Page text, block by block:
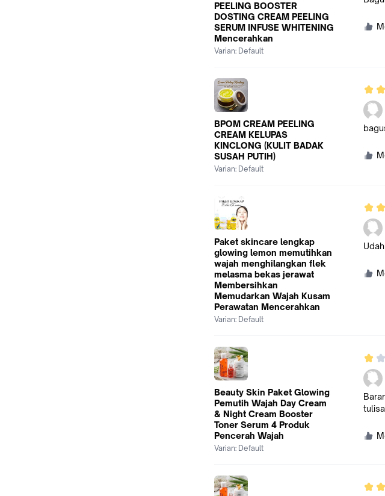
PEELING BOOSTER
DOSTING CREAM PEELING
SERUM INFUSE WHITENING
Mencerahkan
Varian: Default
BPOM CREAM PEELING
CREAM KELUPAS
KINCLONG (KULIT BADAK
SUSAH PUTIH)
Varian: Default
Paket skincare lengkap
glowing lemon memutihkan
wajah menghilangkan flek
melasma bekas jerawat
Membersihkan
Memudarkan Wajah Kusam
Perawatan Mencerahkan
Varian: Default
Beauty Skin Paket Glowing
Pemutih Wajah Day Cream
& Night Cream Booster
Toner Serum 4 Produk
Pencerah Wajah
Varian: Default